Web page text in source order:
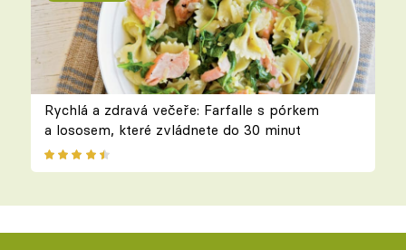
Rychlá a zdravá večeře: Farfalle s pórkem
a lososem, které zvládnete do 30 minut